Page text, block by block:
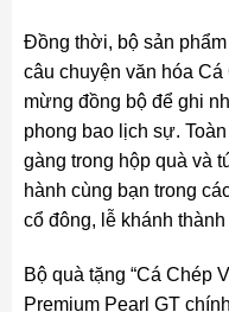
Đồng thời, bộ sản
câu chuyện văn hóa
mừng đồng bộ để ghi
phong bao lịch sự.
gàng trong hộp quà và
hành cùng bạn trong
cổ đông, lễ khánh
Bộ quà tặng “Cá Chép
Premium Pearl GT